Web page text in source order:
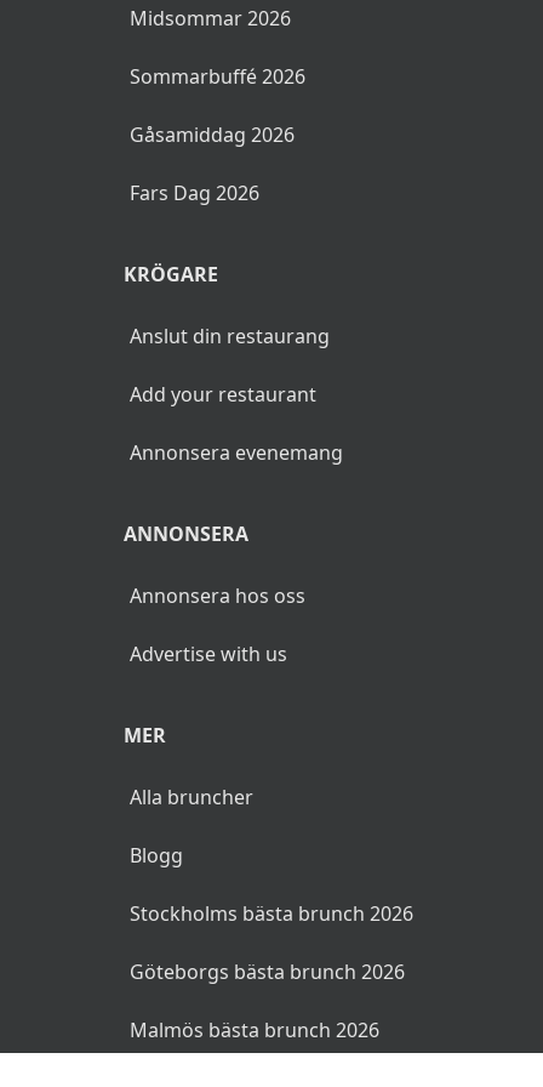
Midsommar 2026
Sommarbuffé 2026
Gåsamiddag 2026
Fars Dag 2026
KRÖGARE
Anslut din restaurang
Add your restaurant
Annonsera evenemang
ANNONSERA
Annonsera hos oss
Advertise with us
MER
Alla bruncher
Blogg
Stockholms bästa brunch 2026
Göteborgs bästa brunch 2026
Malmös bästa brunch 2026